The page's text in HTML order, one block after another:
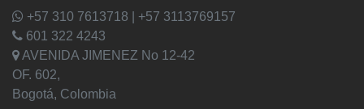
+57 310 7613718 | +57 3113769157
601 322 4243
AVENIDA JIMENEZ No 12-42
OF. 602,
Bogotá, Colombia